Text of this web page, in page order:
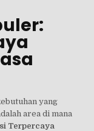
yang
area di mana
Terpercaya